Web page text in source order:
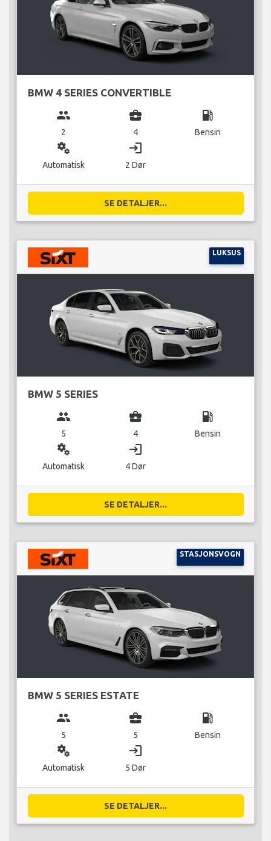
BMW 4 SERIES CONVERTIBLE
group
2
business_center
4
local_gas_station
Bensin
miscellaneous_services
Automatisk
login
2 Dør
SE DETALJER...
LUKSUS
BMW 5 SERIES
group
5
business_center
4
local_gas_station
Bensin
miscellaneous_services
Automatisk
login
4 Dør
SE DETALJER...
STASJONSVOGN
BMW 5 SERIES ESTATE
group
5
business_center
5
local_gas_station
Bensin
miscellaneous_services
Automatisk
login
5 Dør
SE DETALJER...